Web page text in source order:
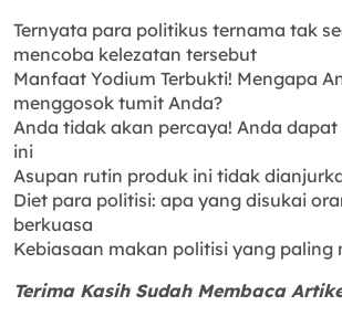
Ternyata para politikus ternama tak
mencoba kelezatan tersebut
Manfaat Yodium Terbukti! Mengapa
menggosok tumit Anda?
Anda tidak akan percaya! Anda
ini
Asupan rutin produk ini tidak
Diet para politisi: apa yang disukai
berkuasa
Kebiasaan makan politisi yang paling
Terima Kasih Sudah Membaca